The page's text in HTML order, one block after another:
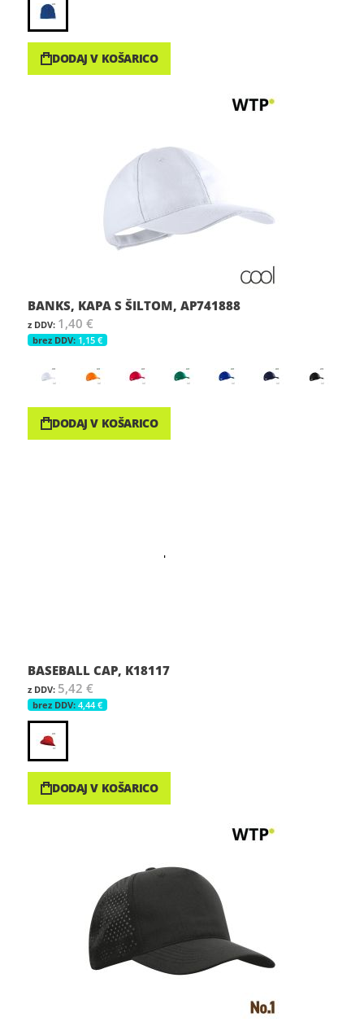
DODAJ V KOŠARICO
BANKS, KAPA S ŠILTOM, AP741888
1,40 €
1,15 €
DODAJ V KOŠARICO
BASEBALL CAP, K18117
5,42 €
4,44 €
DODAJ V KOŠARICO